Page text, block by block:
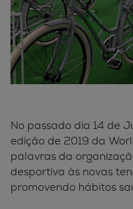
No passado dia 14 de
edição de 2019 da
palavras da
desportiva às novas
promovendo hábitos